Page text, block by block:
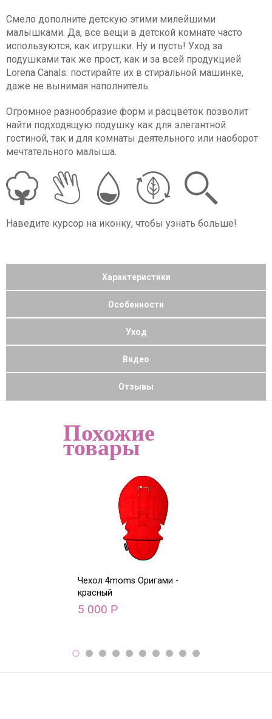
Смело дополните детскую этими милейшими
малышками. Да, все вещи в детской комнате часто
используются, как игрушки. Ну и пусть! Уход за
подушками так же прост, как и за всей продукцией
Lorena Canals: постирайте их в стиральной машинке,
даже не вынимая наполнитель.
Огромное разнообразие форм и расцветок позволит
найти подходящую подушку как для элегантной
гостиной, так и для комнаты деятельного или наоборот
мечтательного малыша.
Наведите курсор на иконку, чтобы узнать больше!
Характеристики
Особенности
Уход
Видео
Отзывы
Похожие
товары
Чехол 4moms Оригами -
красный
5 000 Р